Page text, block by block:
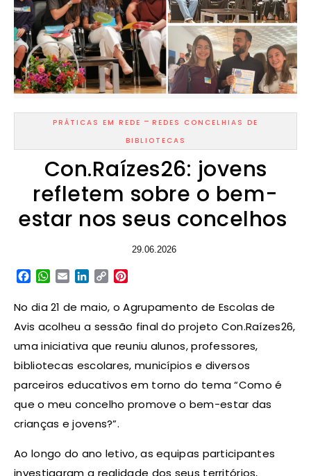
PRÁTICAS EM REDE - REDES CONCELHIAS DE
BIBLIOTECAS
Con.Raízes26: jovens
refletem sobre o bem-
estar nos seus concelhos
29.06.2026
Facebook
WhatsApp
EmailLinkedIn
Copy
No dia 21 de maio, o Agrupamento de Escolas de
Avis acolheu a sessão final do projeto Con.Raízes26,
uma iniciativa que reuniu alunos, professores,
bibliotecas escolares, municípios e diversos
parceiros educativos em torno do tema “Como é
que o meu concelho promove o bem-estar das
crianças e jovens?”.
Ao longo do ano letivo, as equipas participantes